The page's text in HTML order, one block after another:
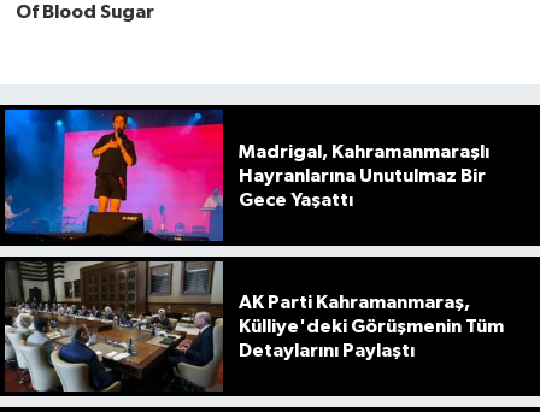
Madrigal, Kahramanmaraşlı
Hayranlarına Unutulmaz Bir
Gece Yaşattı
AK Parti Kahramanmaraş,
Külliye'deki Görüşmenin Tüm
Detaylarını Paylaştı